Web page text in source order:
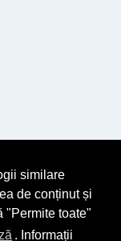
similare
de conținut și
"Permite toate"
. Informații